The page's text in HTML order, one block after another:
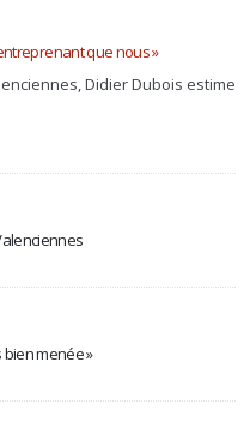
que nous »
Didier Dubois estime
bien menée »